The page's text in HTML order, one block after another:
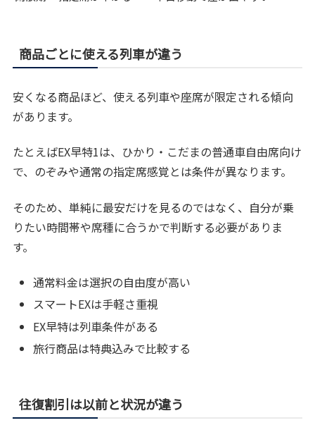
商品ごとに使える列車が違う
安くなる商品ほど、使える列車や座席が限定される傾向
があります。
たとえばEX早特1は、ひかり・こだまの普通車自由席向け
で、のぞみや通常の指定席感覚とは条件が異なります。
そのため、単純に最安だけを見るのではなく、自分が乗
りたい時間帯や席種に合うかで判断する必要がありま
す。
通常料金は選択の自由度が高い
スマートEXは手軽さ重視
EX早特は列車条件がある
旅行商品は特典込みで比較する
往復割引は以前と状況が違う